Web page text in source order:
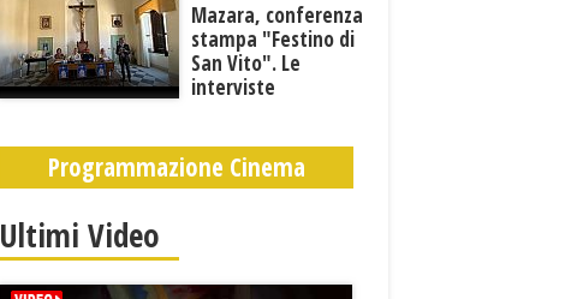
Mazara, conferenza
stampa "Festino di
San Vito". Le
interviste
Programmazione Cinema
Ultimi Video